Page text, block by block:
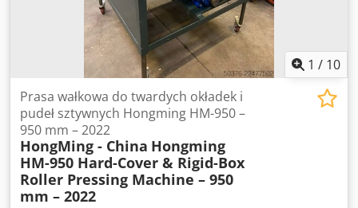
1 / 10
Prasa wałkowa do twardych okładek i
pudeł sztywnych Hongming HM-950 –
950 mm – 2022
HongMing - China Hongming
HM-950 Hard-Cover & Rigid-Box
Roller Pressing Machine – 950
mm – 2022